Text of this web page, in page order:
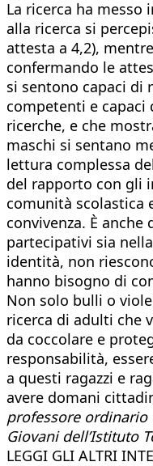
La ricerca ha
alla ricerca si
attesta a 4,2),
confermando le
si sentono capaci di
competenti e
ricerche, e che
maschi si sentano
lettura complessa
del rapporto con gli
comunità scolastica
convivenza. È
partecipativi sia
identità, non
hanno bisogno di
Non solo bulli o
ricerca di adulti che
da coccolare e
responsabilità,
a questi ragazzi e
avere domani
professore ordinario
Giovani dell’Istituto
LEGGI GLI ALTRI